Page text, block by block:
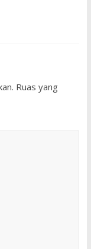
Ruas yang